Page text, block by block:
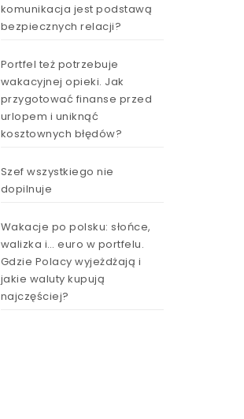
komunikacja jest podstawą
bezpiecznych relacji?
Portfel też potrzebuje
wakacyjnej opieki. Jak
przygotować finanse przed
urlopem i uniknąć
kosztownych błędów?
Szef wszystkiego nie
dopilnuje
Wakacje po polsku: słońce,
walizka i… euro w portfelu.
Gdzie Polacy wyjeżdżają i
jakie waluty kupują
najczęściej?